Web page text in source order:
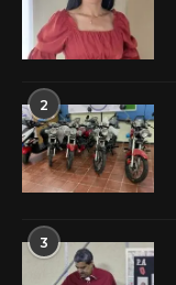
2
3